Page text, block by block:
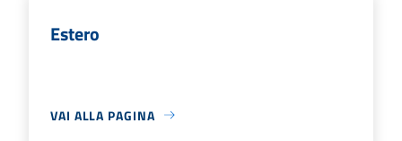
Estero
VAI ALLA PAGINA